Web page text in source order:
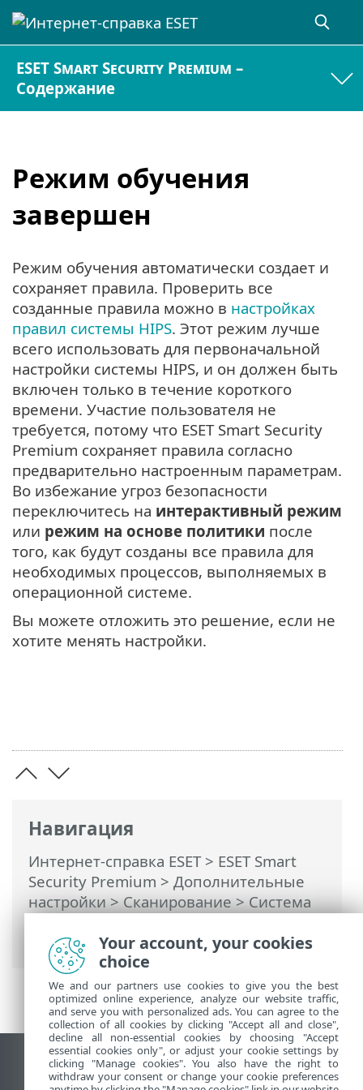
ESET Smart Security Premium –
Содержание
Режим обучения
завершен
Навигация
Интернет-справка ESET> ESET Smart
Security Premium > Дополнительные
настройки>Сканирование>Система
Режим обучения завершен
Режим обучения автоматически создает и
сохраняет правила. Проверить все
созданные правила можно в настройках
правил системы HIPS. Этот режим лучше
всего использовать для первоначальной
настройки системы HIPS, и он должен быть
включен только в течение короткого
времени. Участие пользователя не
требуется, потому что ESET Smart Security
Premium сохраняет правила согласно
предварительно настроенным параметрам.
Во избежание угроз безопасности
переключитесь на интерактивный режим
или режим на основе политики после
того, как будут созданы все правила для
необходимых процессов, выполняемых в
операционной системе.
Вы можете отложить это решение, если не
хотите менять настройки.
Использовать сайт для ПК
Your account, your cookies
choice
We and our partners use cookies to give you the best
optimized online experience, analyze our website traffic,
and serve you with personalized ads. You can agree to the
collection of all cookies by clicking "Accept all and close",
decline all non-essential cookies by choosing "Accept
essential cookies only", or adjust your cookie settings by
clicking "Manage cookies". You also have the right to
withdraw your consent or change your cookie preferences